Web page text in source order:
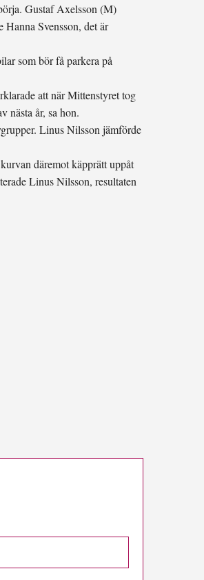
Gustaf Axelsson (M)
Svensson, det är
som bör få parkera på
att när Mittenstyret tog
nästa år, sa hon.
Linus Nilsson jämförde
däremot käpprätt uppåt
Linus Nilsson, resultaten